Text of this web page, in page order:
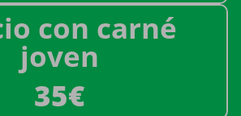
con carné
joven
35€